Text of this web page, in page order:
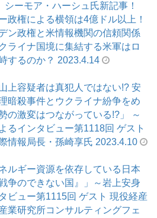
シーモア・ハーシュ氏新記事！
政権による横領は4億ドル以上！
ン政権と米情報機関の信頼関係
ライナ国境に集結する米軍はロ
するのか？ 2023.4.14
上容疑者は真犯人ではない!? 安
暗殺事件とウクライナ紛争をめ
の激変はつながっている!?」 ～
るインタビュー第1118回 ゲスト
情報局長・孫崎享氏 2023.4.10
ルギー資源を依存している日本
争のできない国』」～岩上安身
ビュー第1115回 ゲスト 現役経産
業研究所コンサルティングフェ